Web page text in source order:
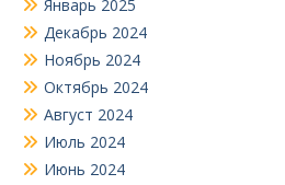
Январь 2025
Декабрь 2024
Ноябрь 2024
Октябрь 2024
Август 2024
Июль 2024
Июнь 2024